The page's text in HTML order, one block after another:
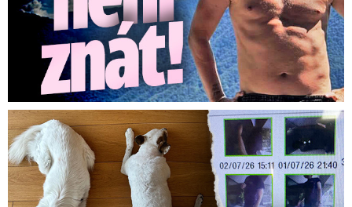
Za hlídání psů zaplatili 20 tisíc, doma našli cizí ženy!